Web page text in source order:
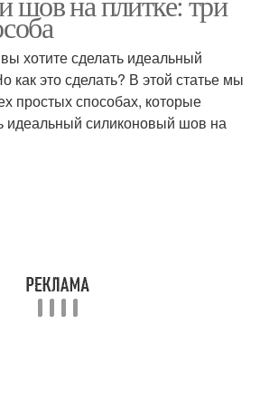
хотите сделать идеальный
это сделать? В этой статье мы
простых способах, которые
идеальный силиконовый шов на